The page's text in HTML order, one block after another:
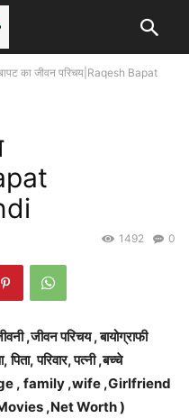
का जीवन परिचय|Raqesh Bapat
0
1492
,जीवन परिचय , बायोग्राफी
परिवार, पत्नी ,बच्चे
, family ,wife ,Girlfriend
,Net Worth)